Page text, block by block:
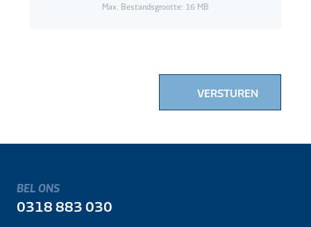
Max. Bestandsgrootte: 16 MB
VERSTUREN
BEL ONS
0318 883 030